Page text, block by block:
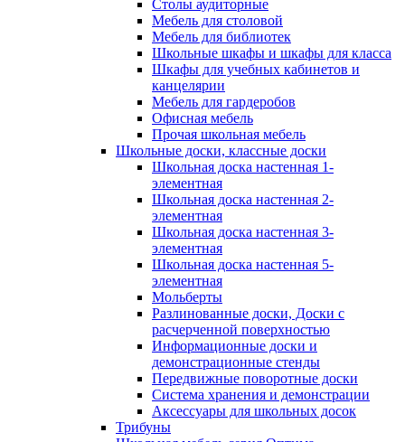
Столы аудиторные
Мебель для столовой
Мебель для библиотек
Школьные шкафы и шкафы для класса
Шкафы для учебных кабинетов и
канцелярии
Мебель для гардеробов
Офисная мебель
Прочая школьная мебель
Школьные доски, классные доски
Школьная доска настенная 1-
элементная
Школьная доска настенная 2-
элементная
Школьная доска настенная 3-
элементная
Школьная доска настенная 5-
элементная
Мольберты
Разлинованные доски, Доски с
расчерченной поверхностью
Информационные доски и
демонстрационные стенды
Передвижные поворотные доски
Система хранения и демонстрации
Аксессуары для школьных досок
Трибуны